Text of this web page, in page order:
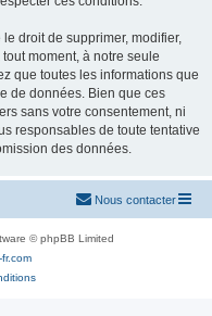
droit de supprimer, modifier,
moment, à notre seule
que toutes les informations que
de données. Bien que ces
sans votre consentement, ni
responsables de toute tentative
des données.
Nous contacter
© phpBB Limited